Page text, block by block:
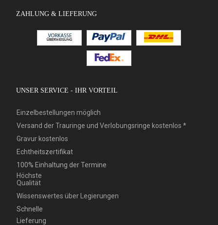
ZAHLUNG & LIEFERUNG
UNSER SERVICE - IHR VORTEIL
Einzelbestellungen möglich
Versand der Trauringe und Verlobungsringe kostenlos *
Gravur kostenlos
Echtheitszertifikat
100% Einhaltung der Termine
Höchste
Qualität
Wissenswertes über Legierungen
Schnelle
Lieferung